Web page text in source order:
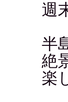
週
半
絶
楽